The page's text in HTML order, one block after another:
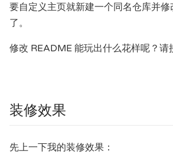
要自定义主页就新建一个同名仓库并
了。
修改 README 能玩出什么花样呢？请
装修效果
先上一下我的装修效果：